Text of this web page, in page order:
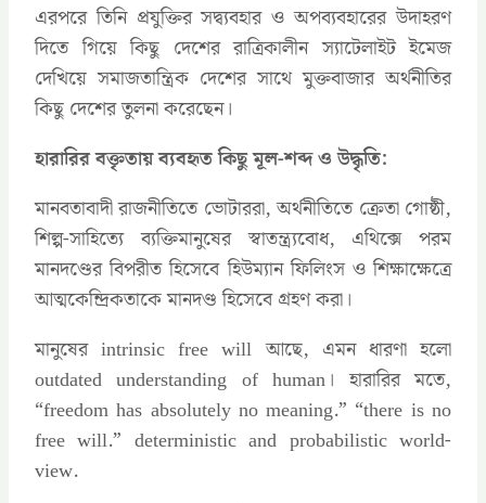
এরপরে তিনি প্রযুক্তির সদ্ব্যবহার ও অপব্যবহারের উদাহরণ
দিতে গিয়ে কিছু দেশের রাত্রিকালীন স্যাটেলাইট ইমেজ
দেখিয়ে সমাজতান্ত্রিক দেশের সাথে মুক্তবাজার অর্থনীতির
কিছু দেশের তুলনা করেছেন।
হারারির বক্তৃতায় ব্যবহৃত কিছু মূল-শব্দ ও উদ্ধৃতি:
মানবতাবাদী রাজনীতিতে ভোটাররা, অর্থনীতিতে ক্রেতা গোষ্ঠী,
শিল্প-সাহিত্যে ব্যক্তিমানুষের স্বাতন্ত্র্যবোধ, এথিক্সে পরম
মানদণ্ডের বিপরীত হিসেবে হিউম্যান ফিলিংস ও শিক্ষাক্ষেত্রে
আত্মকেন্দ্রিকতাকে মানদণ্ড হিসেবে গ্রহণ করা।
মানুষের intrinsic free will আছে, এমন ধারণা হলো
outdated understanding of human। হারারির মতে,
“freedom has absolutely no meaning.” “there is no
free will.” deterministic and probabilistic world-
view.